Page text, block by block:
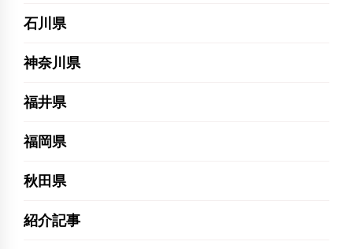
石川県
神奈川県
福井県
福岡県
秋田県
紹介記事